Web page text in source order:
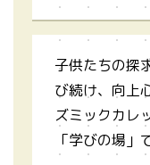
フ
剤
子供たちの探
び続け、向上
ズミックカレ
「学びの場」